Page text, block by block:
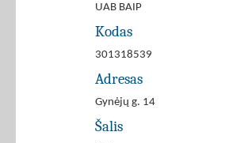
UAB BAIP
Kodas
301318539
Adresas
Gynėjų g. 14
Šalis